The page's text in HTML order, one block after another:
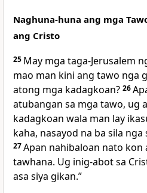
Naghuna-huna ang mga
ang Cristo
25 May mga taga-Jerusalem
mao man kini ang tawo nga
atong mga kadagkoan? 26
atubangan sa mga tawo, ug
kadagkoan wala man lay
kaha, nasayod na ba sila
27Apan nahibaloan nato kon
tawhana. Ug inig-abot sa
asa siya gikan.”